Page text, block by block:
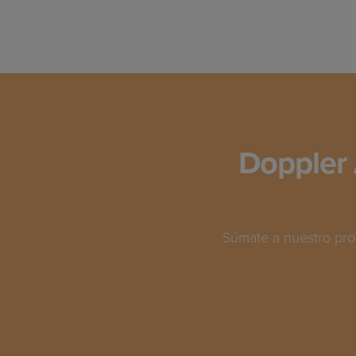
Doppler
Súmate a nuestro